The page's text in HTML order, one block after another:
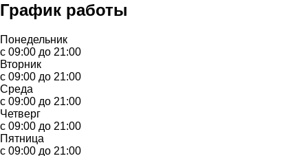
График работы
Понедельник
с 09:00 до 21:00
Вторник
с 09:00 до 21:00
Среда
с 09:00 до 21:00
Четверг
с 09:00 до 21:00
Пятница
с 09:00 до 21:00